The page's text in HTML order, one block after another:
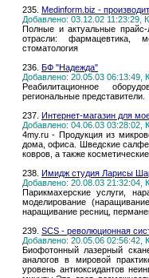
235. Medinform.biz -
Добавлено: 03.12.02 11:23:29,
Полные и актуальные прайс-
отрасли: фармацевтика,
стоматология
236. БФ "Надежда"
Добавлено: 20.05.03 06:13:49,
Реабилитационное
региональные представители.
237. Интернет-магазин для
Добавлено: 04.06.03 03:28:02,
4my.ru - Продукция из
дома, офиса. Шведские
ковров, а также
238. Имидж студия Ларисы
Добавлено: 20.08.03 21:32:04,
Парикмахерские услуги,
моделирование
наращивание ресниц,
239. SCS - революционная
Добавлено: 20.05.06 02:56:42,
Биофотонный лазерный
аналогов в мировой
уровень антиоксидантов